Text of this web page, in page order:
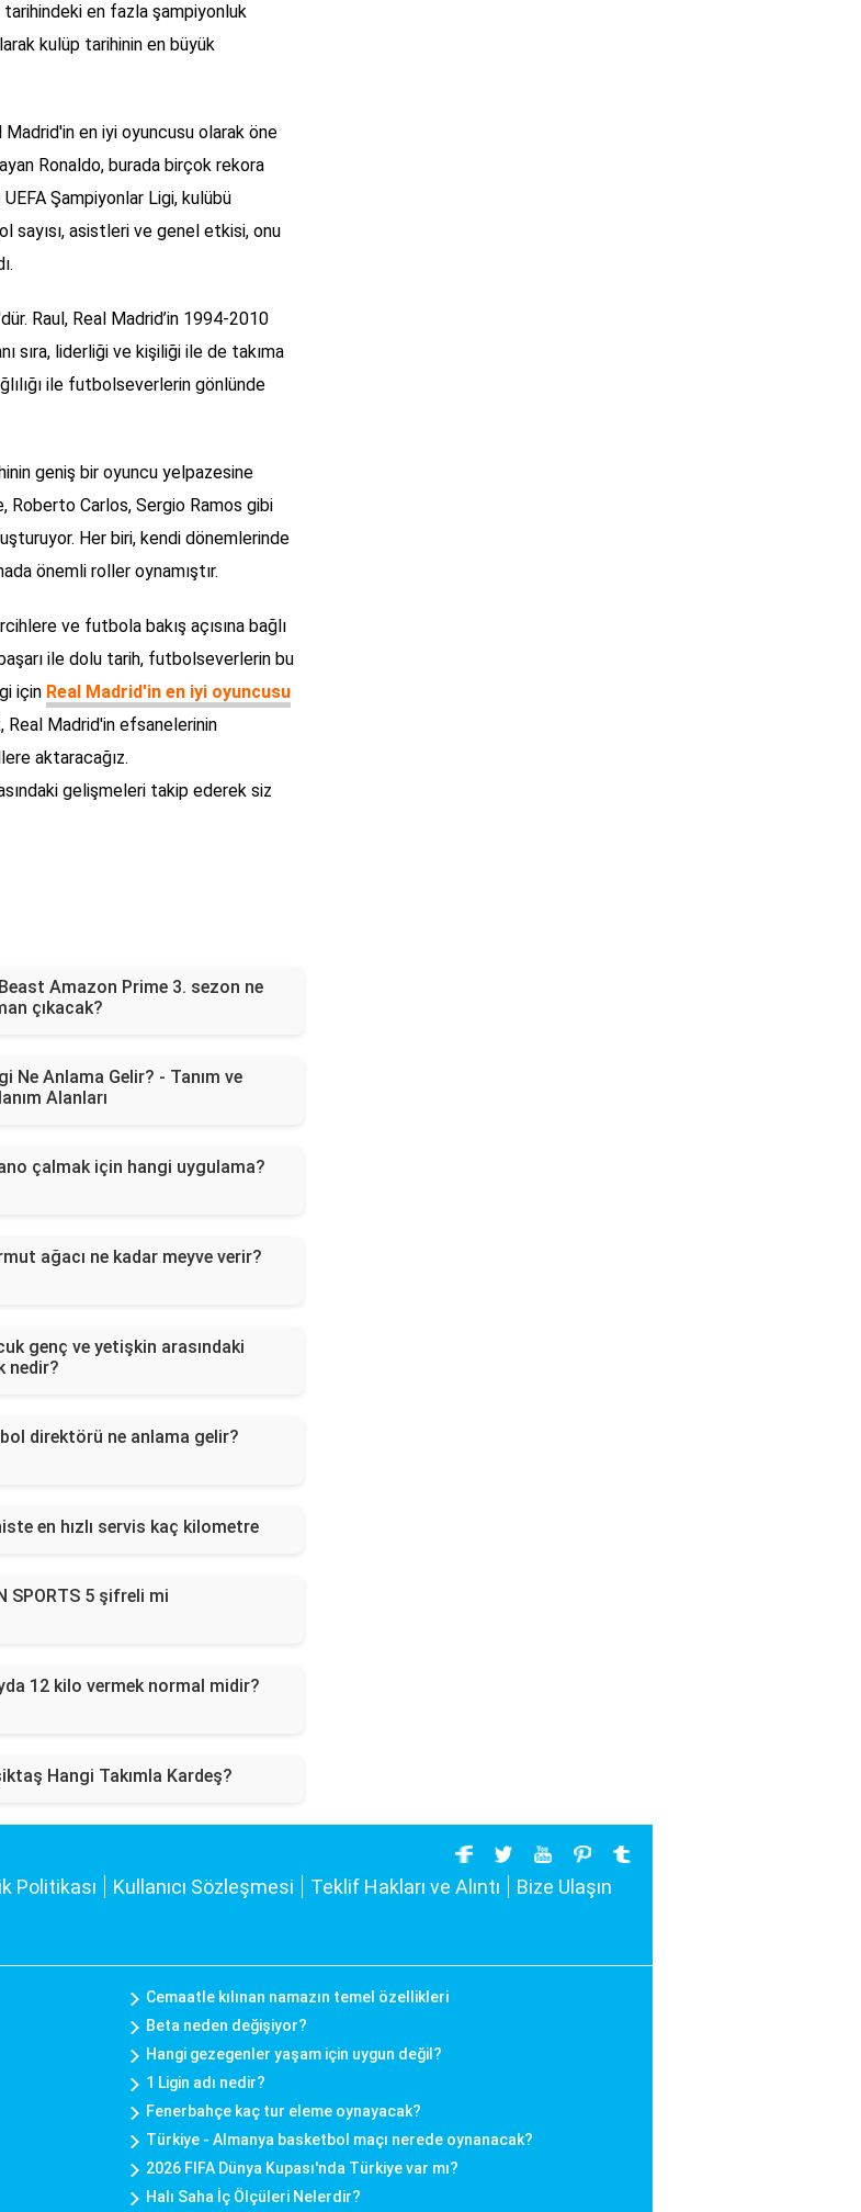
tarihindeki en fazla şampiyonluk
kulüp tarihinin en büyük
en iyi oyuncusu olarak öne
Ronaldo, burada birçok rekora
Şampiyonlar Ligi, kulübü
sayısı, asistleri ve genel etkisi, onu
Raul, Real Madrid’in 1994-2010
sıra, liderliği ve kişiliği ile de takıma
ile futbolseverlerin gönlünde
geniş bir oyuncu yelpazesine
Roberto Carlos, Sergio Ramos gibi
Her biri, kendi dönemlerinde
önemli roller oynamıştır.
ve futbola bakış açısına bağlı
ile dolu tarih, futbolseverlerin bu
için Real Madrid'in en iyi oyuncusu
Real Madrid'in efsanelerinin
aktaracağız.
gelişmeleri takip ederek siz
Amazon Prime 3. sezon ne
çıkacak?
Ne Anlama Gelir? - Tanım ve
Alanları
çalmak için hangi uygulama?
ağacı ne kadar meyve verir?
genç ve yetişkin arasındaki
nedir?
direktörü ne anlama gelir?
en hızlı servis kaç kilometre
SPORTS 5 şifreli mi
12 kilo vermek normal midir?
Hangi Takımla Kardeş?
Politikası Kullanıcı Sözleşmesi Teklif Hakları ve Alıntı Bize Ulaşın
Cemaatle kılınan namazın temel özellikleri
Beta neden değişiyor?
Hangi gezegenler yaşam için uygun değil?
1 Ligin adı nedir?
Fenerbahçe kaç tur eleme oynayacak?
Türkiye - Almanya basketbol maçı nerede oynanacak?
2026 FIFA Dünya Kupası'nda Türkiye var mı?
Halı Saha İç Ölçüleri Nelerdir?